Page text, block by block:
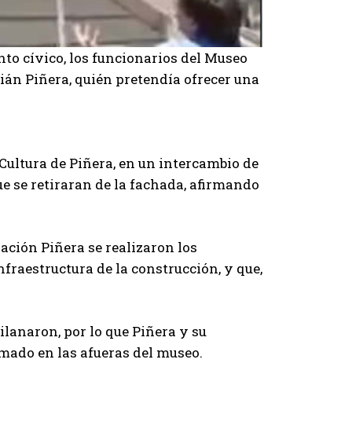
cívico, los funcionarios del Museo
Piñera, quién pretendía ofrecer una
de Piñera, en un intercambio de
se retiraran de la fachada, afirmando
Piñera se realizaron los
de la construcción, y que,
por lo que Piñera y su
en las afueras del museo.